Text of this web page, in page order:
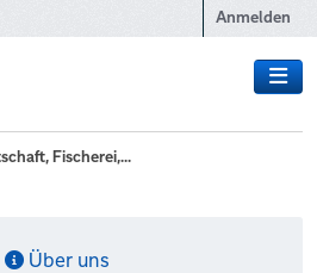
Anmelden
Fischerei,...
Über uns